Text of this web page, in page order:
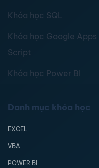
Khóa học SQL
Khóa học Google Apps
Script
Khóa học Power BI
Danh mục khóa học
EXCEL
VBA
POWER BI